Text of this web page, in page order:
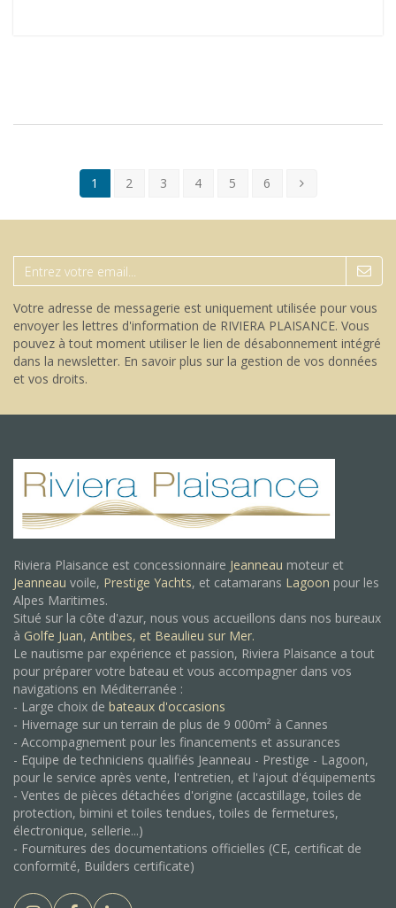
1 2 3 4 5 6
Votre adresse de messagerie est uniquement utilisée pour vous
envoyer les lettres d'information de RIVIERA PLAISANCE. Vous
pouvez à tout moment utiliser le lien de désabonnement intégré
dans la newsletter. En savoir plus sur la gestion de vos données
et vos droits.
Riviera Plaisance est concessionnaire Jeanneau moteur et
Jeanneau voile, Prestige Yachts, et catamarans Lagoon pour les
Alpes Maritimes.
Situé sur la côte d'azur, nous vous accueillons dans nos bureaux
à Golfe Juan, Antibes, et Beaulieu sur Mer.
Le nautisme par expérience et passion, Riviera Plaisance a tout
pour préparer votre bateau et vous accompagner dans vos
navigations en Méditerranée :
- Large choix de bateaux d'occasions
- Hivernage sur un terrain de plus de 9 000m² à Cannes
- Accompagnement pour les financements et assurances
- Equipe de techniciens qualifiés Jeanneau - Prestige - Lagoon,
pour le service après vente, l'entretien, et l'ajout d'équipements
- Ventes de pièces détachées d'origine (accastillage, toiles de
protection, bimini et toiles tendues, toiles de fermetures,
électronique, sellerie...)
- Fournitures des documentations officielles (CE, certificat de
conformité, Builders certificate)